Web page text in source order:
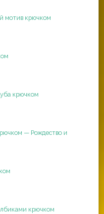
мотив крючком
крючком
— Рождество и
крючком